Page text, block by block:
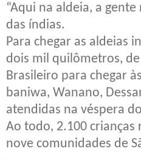
“Aqui na aldeia, a
das índias.
Para chegar as aldeias
dois mil quilômetros,
Brasileiro para chegar
baniwa, Wanano,
atendidas na véspera
Ao todo, 2.100
nove comunidades de